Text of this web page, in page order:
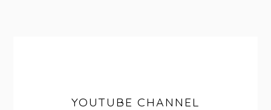
YOUTUBE CHANNEL